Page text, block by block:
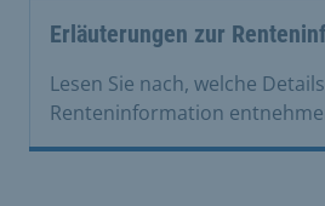
Erläuterungen zur
Lesen Sie nach, welche
Renteninformation